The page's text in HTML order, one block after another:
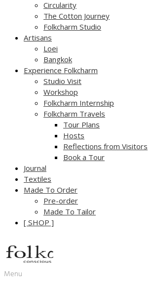
Circularity
The Cotton Journey
Folkcharm Studio
Artisans
Loei
Bangkok
Experience Folkcharm
Studio Visit
Workshop
Folkcharm Internship
Folkcharm Travels
Tour Plans
Hosts
Reflections from Visitors
Book a Tour
Journal
Textiles
Made To Order
Pre-order
Made To Tailor
[ SHOP ]
Menu